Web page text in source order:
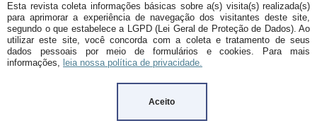
Esta revista coleta informações básicas sobre a(s) visita(s) realizada(s)
para aprimorar a experiência de navegação dos visitantes deste site,
segundo o que estabelece a LGPD (Lei Geral de Proteção de Dados). Ao
utilizar este site, você concorda com a coleta e tratamento de seus
dados pessoais por meio de formulários e cookies. Para mais
informações, leia nossa política de privacidade.
Aceito